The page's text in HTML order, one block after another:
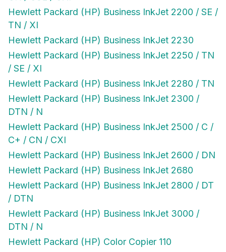
Hewlett Packard (HP) Business InkJet 2200 / SE /
TN / XI
Hewlett Packard (HP) Business InkJet 2230
Hewlett Packard (HP) Business InkJet 2250 / TN
/ SE / XI
Hewlett Packard (HP) Business InkJet 2280 / TN
Hewlett Packard (HP) Business InkJet 2300 /
DTN / N
Hewlett Packard (HP) Business InkJet 2500 / C /
C+ / CN / CXI
Hewlett Packard (HP) Business InkJet 2600 / DN
Hewlett Packard (HP) Business InkJet 2680
Hewlett Packard (HP) Business InkJet 2800 / DT
/ DTN
Hewlett Packard (HP) Business InkJet 3000 /
DTN / N
Hewlett Packard (HP) Color Copier 110